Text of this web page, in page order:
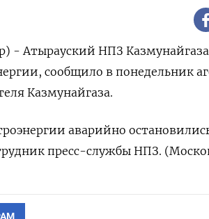
- Атырауский НПЗ
сообщило в понедельник
Казмунайгаза.
аварийно
пресс-службы НПЗ.